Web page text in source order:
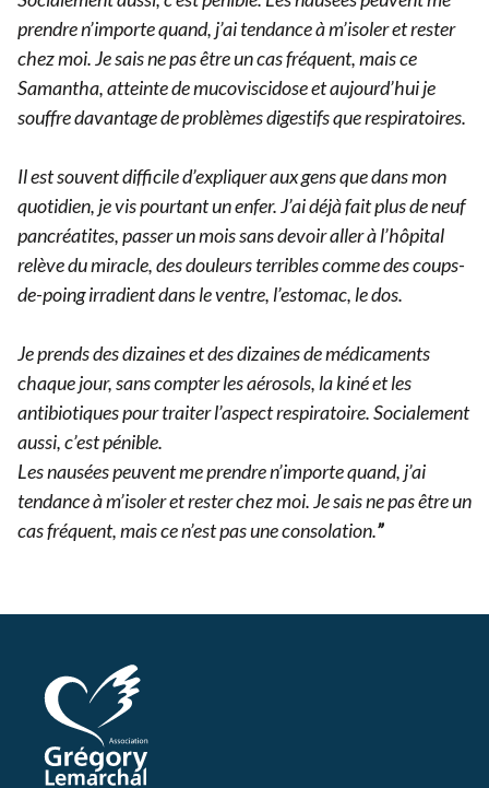
prendre n’importe quand, j’ai tendance à m’isoler et rester
chez moi. Je sais ne pas être un cas fréquent, mais ce
Samantha, atteinte de mucoviscidose et aujourd’hui je
souffre davantage de problèmes digestifs que respiratoires.
Il est souvent difficile d’expliquer aux gens que dans mon
quotidien, je vis pourtant un enfer. J’ai déjà fait plus de neuf
pancréatites, passer un mois sans devoir aller à l’hôpital
relève du miracle, des douleurs terribles comme des coups-
de-poing irradient dans le ventre, l’estomac, le dos.
Je prends des dizaines et des dizaines de médicaments
chaque jour, sans compter les aérosols, la kiné et les
antibiotiques pour traiter l’aspect respiratoire. Socialement
aussi, c’est pénible.
Les nausées peuvent me prendre n’importe quand, j’ai
tendance à m’isoler et rester chez moi. Je sais ne pas être un
cas fréquent, mais ce n’est pas une consolation.”